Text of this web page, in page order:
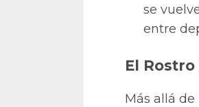
se
entre
El
Más allá